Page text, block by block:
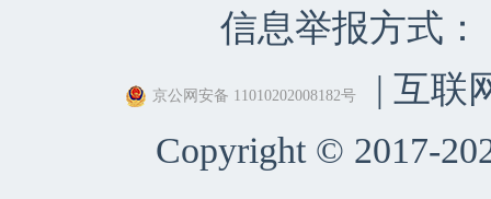
信息举报方式：
京公网安备 11010202008182号
| 互联
Copyright © 2017-